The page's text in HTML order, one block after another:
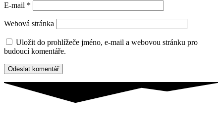
E-mail *
Webová stránka
Uložit do prohlížeče jméno, e-mail a webovou stránku pro
budoucí komentáře.